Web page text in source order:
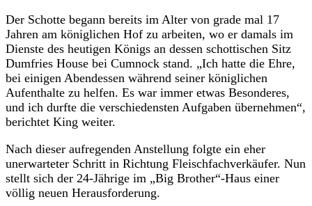
Der Schotte begann bereits im Alter von grade mal 17
Jahren am königlichen Hof zu arbeiten, wo er damals im
Dienste des heutigen Königs an dessen schottischen Sitz
Dumfries House bei Cumnock stand. „Ich hatte die Ehre,
bei einigen Abendessen während seiner königlichen
Aufenthalte zu helfen. Es war immer etwas Besonderes,
und ich durfte die verschiedensten Aufgaben übernehmen“,
berichtet King weiter.
Nach dieser aufregenden Anstellung folgte ein eher
unerwarteter Schritt in Richtung Fleischfachverkäufer. Nun
stellt sich der 24-Jährige im „Big Brother“-Haus einer
völlig neuen Herausforderung.